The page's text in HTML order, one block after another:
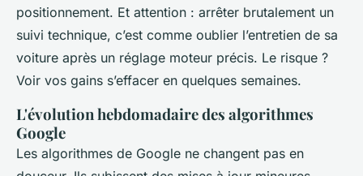
positionnement. Et attention : arrêter brutalement un
suivi technique, c’est comme oublier l’entretien de sa
voiture après un réglage moteur précis. Le risque ?
Voir vos gains s’effacer en quelques semaines.
L'évolution hebdomadaire des algorithmes
Google
Les algorithmes de Google ne changent pas en